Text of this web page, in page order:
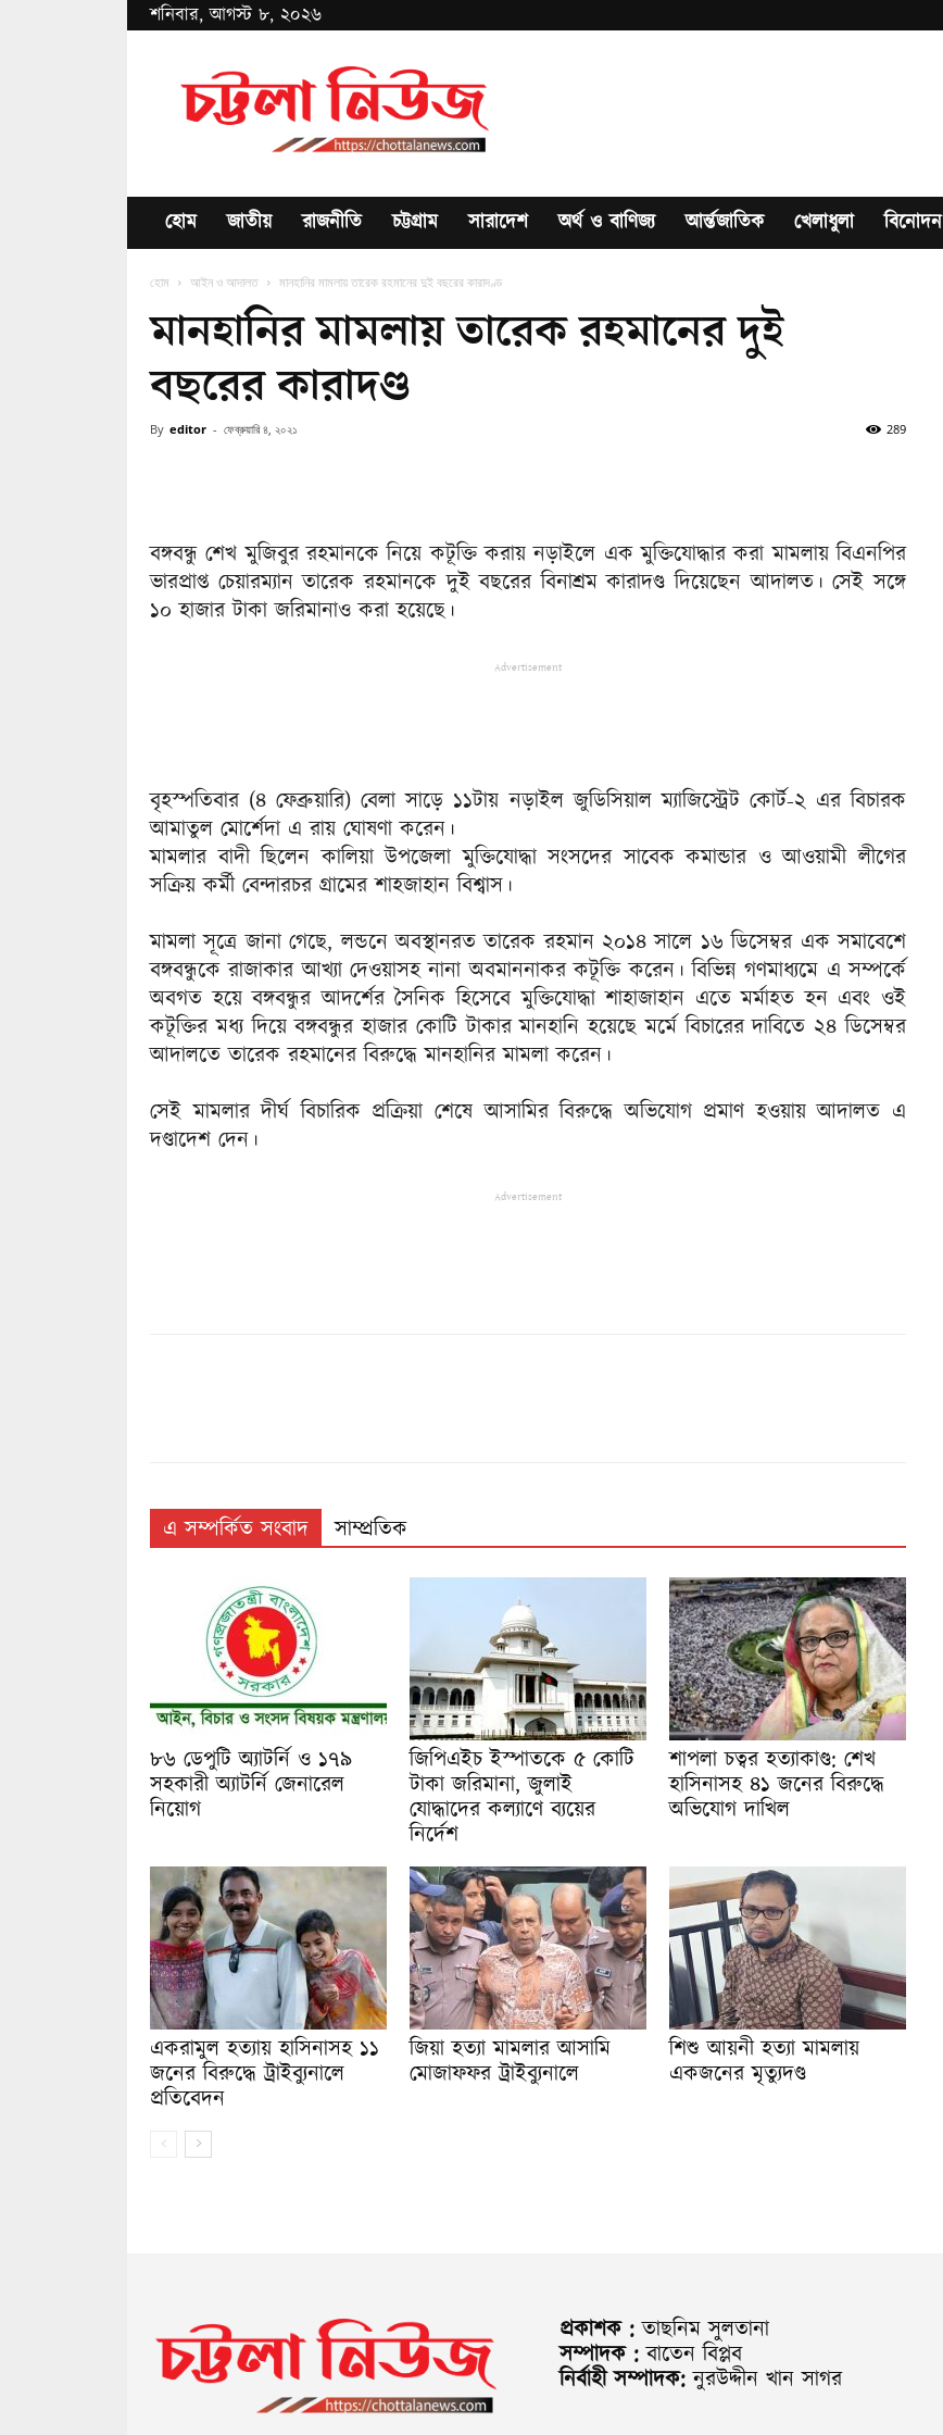
শনিবার, আগস্ট ৮, ২০২৬
Chottala
News
হোম জাতীয় রাজনীতি চট্টগ্রাম সারাদেশ অর্থ ও বাণিজ্য আর্ন্তজাতিক খেলাধুলা বিনোদন
হোম আইন ও আদালত মানহানির মামলায় তারেক রহমানের দুই বছরের কারাদণ্ড
মানহানির মামলায় তারেক রহমানের দুই
বছরের কারাদণ্ড
By editor - ফেব্রুয়ারি ৪, ২০২১ 289
বঙ্গবন্ধু শেখ মুজিবুর রহমানকে নিয়ে কটূক্তি করায় নড়াইলে এক মুক্তিযোদ্ধার করা মামলায় বিএনপির
ভারপ্রাপ্ত চেয়ারম্যান তারেক রহমানকে দুই বছরের বিনাশ্রম কারাদণ্ড দিয়েছেন আদালত। সেই সঙ্গে
১০ হাজার টাকা জরিমানাও করা হয়েছে।
Advertisement
বৃহস্পতিবার (৪ ফেব্রুয়ারি) বেলা সাড়ে ১১টায় নড়াইল জুডিসিয়াল ম্যাজিস্ট্রেট কোর্ট-২ এর বিচারক
আমাতুল মোর্শেদা এ রায় ঘোষণা করেন।
মামলার বাদী ছিলেন কালিয়া উপজেলা মুক্তিযোদ্ধা সংসদের সাবেক কমান্ডার ও আওয়ামী লীগের
সক্রিয় কর্মী বেন্দারচর গ্রামের শাহজাহান বিশ্বাস।
মামলা সূত্রে জানা গেছে, লন্ডনে অবস্থানরত তারেক রহমান ২০১৪ সালে ১৬ ডিসেম্বর এক সমাবেশে
বঙ্গবন্ধুকে রাজাকার আখ্যা দেওয়াসহ নানা অবমাননাকর কটূক্তি করেন। বিভিন্ন গণমাধ্যমে এ সম্পর্কে
অবগত হয়ে বঙ্গবন্ধুর আদর্শের সৈনিক হিসেবে মুক্তিযোদ্ধা শাহাজাহান এতে মর্মাহত হন এবং ওই
কটূক্তির মধ্য দিয়ে বঙ্গবন্ধুর হাজার কোটি টাকার মানহানি হয়েছে মর্মে বিচারের দাবিতে ২৪ ডিসেম্বর
আদালতে তারেক রহমানের বিরুদ্ধে মানহানির মামলা করেন।
সেই মামলার দীর্ঘ বিচারিক প্রক্রিয়া শেষে আসামির বিরুদ্ধে অভিযোগ প্রমাণ হওয়ায় আদালত এ
দণ্ডাদেশ দেন।
Advertisement
এ সম্পর্কিত সংবাদ সাম্প্রতিক
৮৬ ডেপুটি অ্যাটর্নি ও ১৭৯
সহকারী অ্যাটর্নি জেনারেল
নিয়োগ
জিপিএইচ ইস্পাতকে ৫ কোটি
টাকা জরিমানা, জুলাই
যোদ্ধাদের কল্যাণে ব্যয়ের
নির্দেশ
শাপলা চত্বর হত্যাকাণ্ড: শেখ
হাসিনাসহ ৪১ জনের বিরুদ্ধে
অভিযোগ দাখিল
একরামুল হত্যায় হাসিনাসহ ১১
জনের বিরুদ্ধে ট্রাইব্যুনালে
প্রতিবেদন
জিয়া হত্যা মামলার আসামি
মোজাফফর ট্রাইব্যুনালে
শিশু আয়নী হত্যা মামলায়
একজনের মৃত্যুদণ্ড
প্রকাশক : তাছনিম সুলতানা
সম্পাদক : বাতেন বিপ্লব
নির্বাহী সম্পাদক: নুরউদ্দীন খান সাগর